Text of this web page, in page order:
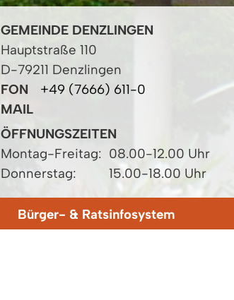
GEMEINDE DENZLINGEN
Hauptstraße 110
D-79211 Denzlingen
FON
+49 (7666) 611-0
MAIL
ÖFFNUNGSZEITEN
Montag-Freitag: 08.00-12.00 Uhr
Donnerstag:
15.00-18.00 Uhr
Bürger- & Ratsinfosystem